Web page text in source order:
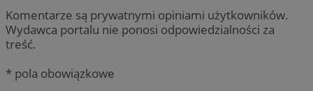
Komentarze są prywatnymi opiniami użytkowników.
Wydawca portalu nie ponosi odpowiedzialności za
treść.
* pola obowiązkowe